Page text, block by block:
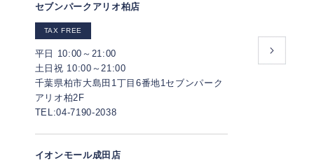
セブンパークアリオ柏店
TAX FREE
平日 10:00～21:00
土日祝 10:00～21:00
千葉県柏市大島田1丁目6番地1セブンパーク
アリオ柏2F
TEL:04-7190-2038
イオンモール成田店